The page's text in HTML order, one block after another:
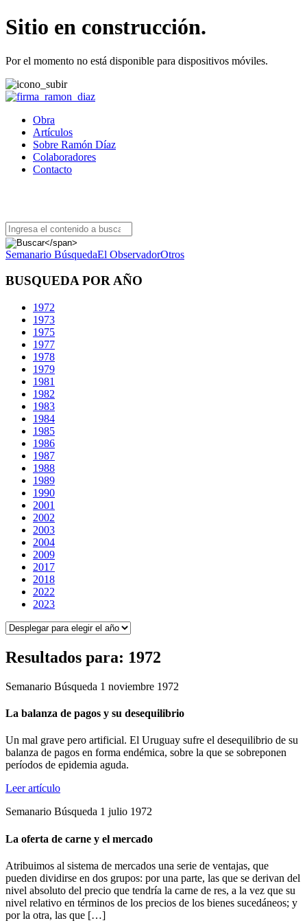
Sitio en construcción.
Por el momento no está disponible para dispositivos móviles.
Obra
Artículos
Sobre Ramón Díaz
Colaboradores
Contacto
Semanario BúsquedaEl ObservadorOtros
BUSQUEDA POR AÑO
1972
1973
1975
1977
1978
1979
1981
1982
1983
1984
1985
1986
1987
1988
1989
1990
2001
2002
2003
2004
2009
2017
2018
2022
2023
Resultados para: 1972
Semanario Búsqueda 1 noviembre 1972
La balanza de pagos y su desequilibrio
Un mal grave pero artificial. El Uruguay sufre el desequilibrio de su
balanza de pagos en forma endémica, sobre la que se sobreponen
períodos de epidemia aguda.
Leer artículo
Semanario Búsqueda 1 julio 1972
La oferta de carne y el mercado
Atribuimos al sistema de mercados una serie de ventajas, que
pueden dividirse en dos grupos: por una parte, las que se derivan del
nivel absoluto del precio que tendría la carne de res, a la vez que su
nivel relativo en términos de los precios de los bienes sucedáneos; y
por la otra, las que […]